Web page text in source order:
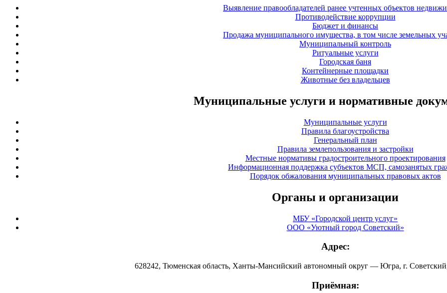
Выявление правообладателей ранее учтенных объектов
Противодействие коррупции
Бюджет и финансы
Продажа муниципального имущества, в том числе земельных
Муниципальный контроль
Ритуальные услуги
Городская баня
Контейнерные площадки
Животные без владельцев
Муниципальные услуги и нормативные
Муниципальные услуги
Правила благоустройства
Генеральный план
Правила землепользования и застройки
Местные нормативы градостроительного проектирования
Информационная поддержка субъектов МСП, самозанятых
Порядок обжалования муниципальных правовых актов
Органы и организации
МБУ «Городской центр услуг»
ООО «Уютный город Советский»
Адрес:
628242, Тюменская область, Ханты-Мансийский автономный округ — Югра, г.
Приёмная: